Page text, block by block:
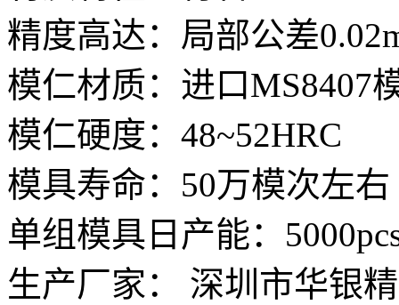
精度高达：局部公差
模仁材质：进口MS8407
模仁硬度：48~52HRC
模具寿命：50万模次左右
单组模具日产能：
生产厂家： 深圳市华银